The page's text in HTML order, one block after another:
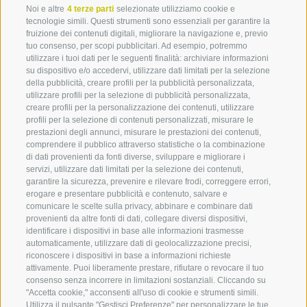
Noi e altre 4 terze parti selezionate utilizziamo cookie e
tecnologie simili. Questi strumenti sono essenziali per garantire la
fruizione dei contenuti digitali, migliorare la navigazione e, previo
tuo consenso, per scopi pubblicitari. Ad esempio, potremmo
utilizzare i tuoi dati per le seguenti finalità: archiviare informazioni
su dispositivo e/o accedervi, utilizzare dati limitati per la selezione
della pubblicità, creare profili per la pubblicità personalizzata,
utilizzare profili per la selezione di pubblicità personalizzata,
creare profili per la personalizzazione dei contenuti, utilizzare
profili per la selezione di contenuti personalizzati, misurare le
prestazioni degli annunci, misurare le prestazioni dei contenuti,
comprendere il pubblico attraverso statistiche o la combinazione
di dati provenienti da fonti diverse, sviluppare e migliorare i
servizi, utilizzare dati limitati per la selezione dei contenuti,
garantire la sicurezza, prevenire e rilevare frodi, correggere errori,
erogare e presentare pubblicità e contenuto, salvare e
comunicare le scelte sulla privacy, abbinare e combinare dati
provenienti da altre fonti di dati, collegare diversi dispositivi,
identificare i dispositivi in base alle informazioni trasmesse
automaticamente, utilizzare dati di geolocalizzazione precisi,
riconoscere i dispositivi in base a informazioni richieste
attivamente. Puoi liberamente prestare, rifiutare o revocare il tuo
consenso senza incorrere in limitazioni sostanziali. Cliccando su
"Accetta cookie," acconsenti all'uso di cookie e strumenti simili.
Utilizza il pulsante "Gestisci Preferenze" per personalizzare le tue
360° VIEW
FOTO & VIDEO
EVENTI
promuovendo così la purificazione e la riduzione dei
grassi. La prugna di Barbiano ha un'alta percentuale
di sorbitolo, che altrimenti serve come dolcificante e
si trova in natura. I frutti blu contengono la
provitamina A, quasi tutte le vitamine del gruppo B e
numerosi oligoelementi - e quindi rafforzano il
sistema nervoso e immunitarioe la resistenza allo
stress.
Ricette
Canederli di prugne di Barbiano
Ingredienti per 15 canederli
1 kg di patate bollite
300 g di farina (e farina per la preparazione)
40 g di burro
Ricettario prugne di Barbiano
AL RICETTARIO